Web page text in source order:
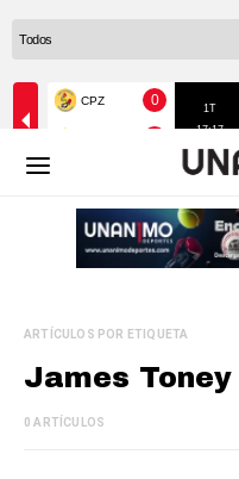
ARTÍCULOS POR ETIQUETA
James Toney
0 ARTÍCULOS